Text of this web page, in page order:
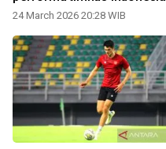
24 March 2026 20:28 WIB